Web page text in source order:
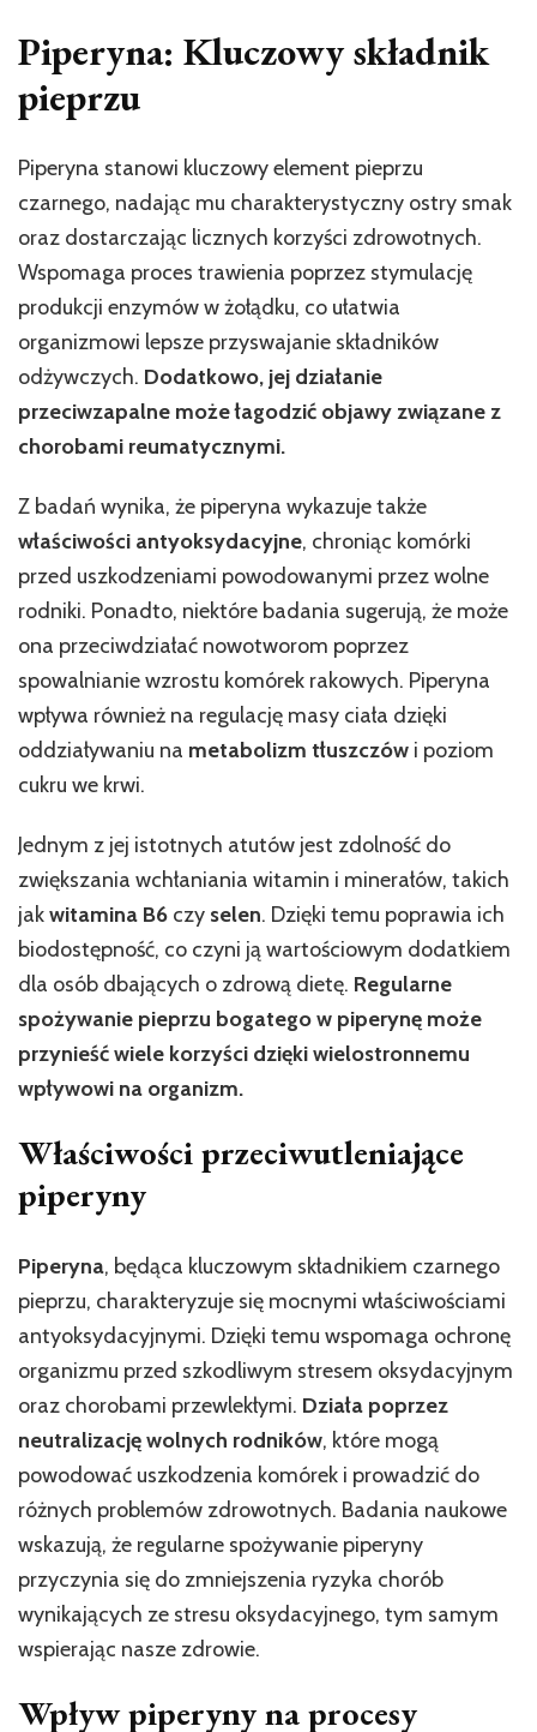
Piperyna: Kluczowy składnik
pieprzu
Piperyna stanowi kluczowy element pieprzu
czarnego, nadając mu charakterystyczny ostry smak
oraz dostarczając licznych korzyści zdrowotnych.
Wspomaga proces trawienia poprzez stymulację
produkcji enzymów w żołądku, co ułatwia
organizmowi lepsze przyswajanie składników
odżywczych. Dodatkowo, jej działanie
przeciwzapalne może łagodzić objawy związane z
chorobami reumatycznymi.
Z badań wynika, że piperyna wykazuje także
właściwości antyoksydacyjne, chroniąc komórki
przed uszkodzeniami powodowanymi przez wolne
rodniki. Ponadto, niektóre badania sugerują, że może
ona przeciwdziałać nowotworom poprzez
spowalnianie wzrostu komórek rakowych. Piperyna
wpływa również na regulację masy ciała dzięki
oddziaływaniu na metabolizm tłuszczów i poziom
cukru we krwi.
Jednym z jej istotnych atutów jest zdolność do
zwiększania wchłaniania witamin i minerałów, takich
jakwitamina B6 czy selen. Dzięki temu poprawia ich
biodostępność, co czyni ją wartościowym dodatkiem
dla osób dbających o zdrową dietę. Regularne
spożywanie pieprzu bogatego w piperynę może
przynieść wiele korzyści dzięki wielostronnemu
wpływowi na organizm.
Właściwości przeciwutleniające
piperyny
Piperyna, będąca kluczowym składnikiem czarnego
pieprzu, charakteryzuje się mocnymi właściwościami
antyoksydacyjnymi. Dzięki temu wspomaga ochronę
organizmu przed szkodliwym stresem oksydacyjnym
oraz chorobami przewlekłymi. Działa poprzez
neutralizację wolnych rodników, które mogą
powodować uszkodzenia komórek i prowadzić do
różnych problemów zdrowotnych. Badania naukowe
wskazują, że regularne spożywanie piperyny
przyczynia się do zmniejszenia ryzyka chorób
wynikających ze stresu oksydacyjnego, tym samym
wspierając nasze zdrowie.
Wpływ piperyny na procesy